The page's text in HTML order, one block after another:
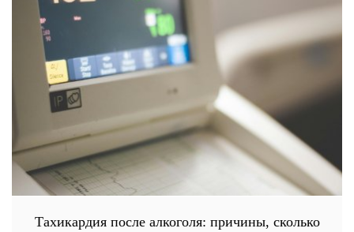
Тахикардия после алкоголя: причины, сколько